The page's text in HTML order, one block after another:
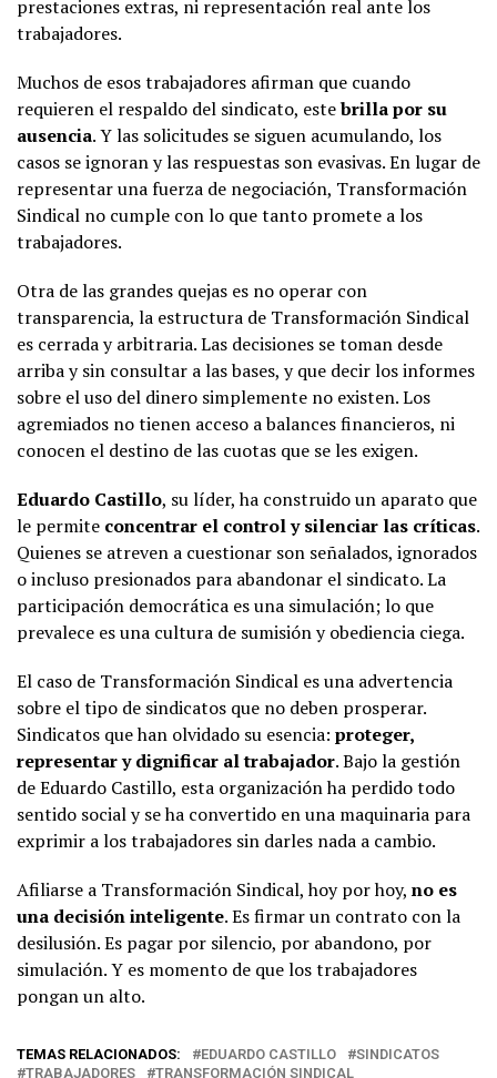
prestaciones extras, ni representación real ante los
trabajadores.
Muchos de esos trabajadores afirman que cuando
requieren el respaldo del sindicato, estebrilla por su
ausencia. Y las solicitudes se siguen acumulando, los
casos se ignoran y las respuestas son evasivas. En lugar de
representar una fuerza de negociación, Transformación
Sindical no cumple con lo que tanto promete a los
trabajadores.
Otra de las grandes quejas es no operar con
transparencia, la estructura de Transformación Sindical
es cerrada y arbitraria. Las decisiones se toman desde
arriba y sin consultar a las bases, y que decir los informes
sobre el uso del dinero simplemente no existen. Los
agremiados no tienen acceso a balances financieros, ni
conocen el destino de las cuotas que se les exigen.
Eduardo Castillo, su líder, ha construido un aparato que
le permite concentrar el control y silenciar las críticas.
Quienes se atreven a cuestionar son señalados, ignorados
o incluso presionados para abandonar el sindicato. La
participación democrática es una simulación; lo que
prevalece es una cultura de sumisión y obediencia ciega.
El caso de Transformación Sindical es una advertencia
sobre el tipo de sindicatos que no deben prosperar.
Sindicatos que han olvidado su esencia: proteger,
representar y dignificar al trabajador. Bajo la gestión
de Eduardo Castillo, esta organización ha perdido todo
sentido social y se ha convertido en una maquinaria para
exprimir a los trabajadores sin darles nada a cambio.
Afiliarse a Transformación Sindical, hoy por hoy, no es
una decisión inteligente. Es firmar un contrato con la
desilusión. Es pagar por silencio, por abandono, por
simulación. Y es momento de que los trabajadores
pongan un alto.
TEMAS RELACIONADOS: EDUARDO CASTILLO
SINDICATOS
TRABAJADORES
TRANSFORMACIÓN SINDICAL